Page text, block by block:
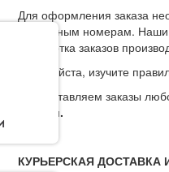
Для оформления заказа
контактным номерам.
Обработка заказов
Пожалуйста, изучите
Мы доставляем заказы
России.
КУРЬЕРСКАЯ